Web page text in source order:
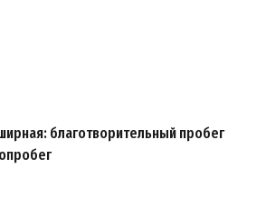
благотворительный пробег